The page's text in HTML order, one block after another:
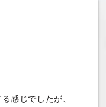
感じでしたが、